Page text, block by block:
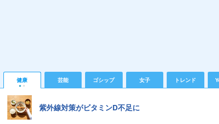
健康 芸能 ゴシップ 女子 トレンド
紫外線対策がビタミンD不足に